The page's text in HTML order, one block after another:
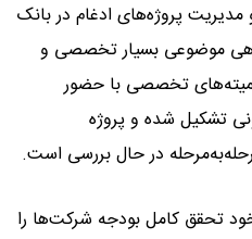
پروژه‌های ادغام در بانک
موضوعی بسیار تخصصی و
تخصصی با حضور
تشکیل شده و پروژه
در حال بررسی است.
تحقق کامل بودجه شرکت‌ها را